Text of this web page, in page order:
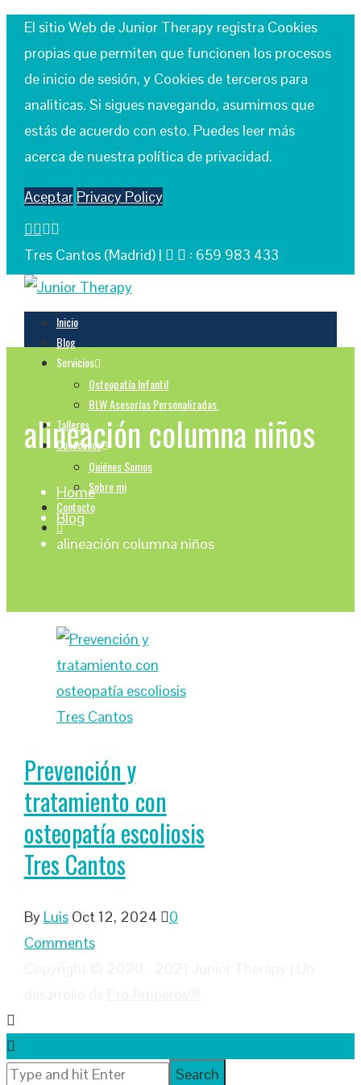
El sitio Web de Junior Therapy registra Cookies
propias que permiten que funcionen los procesos
de inicio de sesión, y Cookies de terceros para
analiticas. Si sigues navegando, asumimos que
estás de acuerdo con esto. Puedes leer más
acerca de nuestra política de privacidad.
Aceptar Privacy Policy
Tres Cantos (Madrid) | : 659 983 433
Inicio
Blog
Servicios
Osteopatía Infantil
BLW Asesorías Personalizadas.
Talleres
Conocenos
Quiénes Somos
Sobre mi
Contacto
alineación columna niños
Home
Blog
alineación columna niños
Prevención y
tratamiento con
osteopatía escoliosis
Tres Cantos
By Luis Oct 12, 2024
0
Comments